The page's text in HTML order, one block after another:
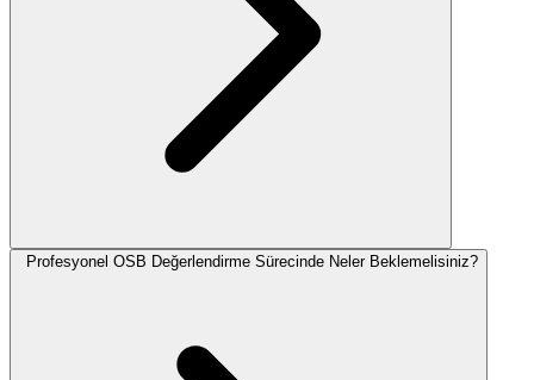
Profesyonel OSB Değerlendirme Sürecinde Neler Beklemelisiniz?